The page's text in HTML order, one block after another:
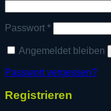
Passwort *Erforderlich
Angemeldet bleiben
Passwort vergessen?
Registrieren